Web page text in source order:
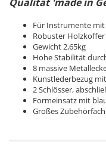
Für Instrumente
Robuster Holzkoffer
Gewicht 2,65kg
Hohe Stabilität
8 massive
Kunstlederbezug
2 Schlösser,
Formeinsatz mit
Großes Zubehörfach